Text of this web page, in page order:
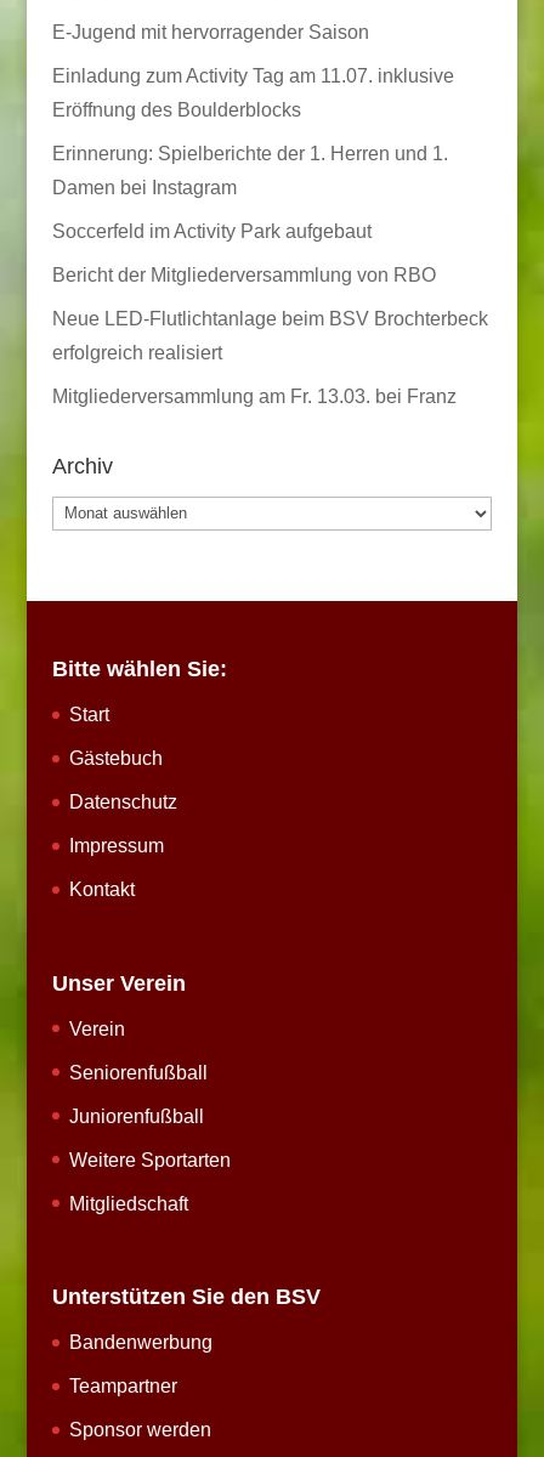
E-Jugend mit hervorragender Saison
Einladung zum Activity Tag am 11.07. inklusive
Eröffnung des Boulderblocks
Erinnerung: Spielberichte der 1. Herren und 1.
Damen bei Instagram
Soccerfeld im Activity Park aufgebaut
Bericht der Mitgliederversammlung von RBO
Neue LED-Flutlichtanlage beim BSV Brochterbeck
erfolgreich realisiert
Mitgliederversammlung am Fr. 13.03. bei Franz
Archiv
Archiv
Bitte wählen Sie:
Start
Gästebuch
Datenschutz
Impressum
Kontakt
Unser Verein
Verein
Seniorenfußball
Juniorenfußball
Weitere Sportarten
Mitgliedschaft
Unterstützen Sie den BSV
Bandenwerbung
Teampartner
Sponsor werden